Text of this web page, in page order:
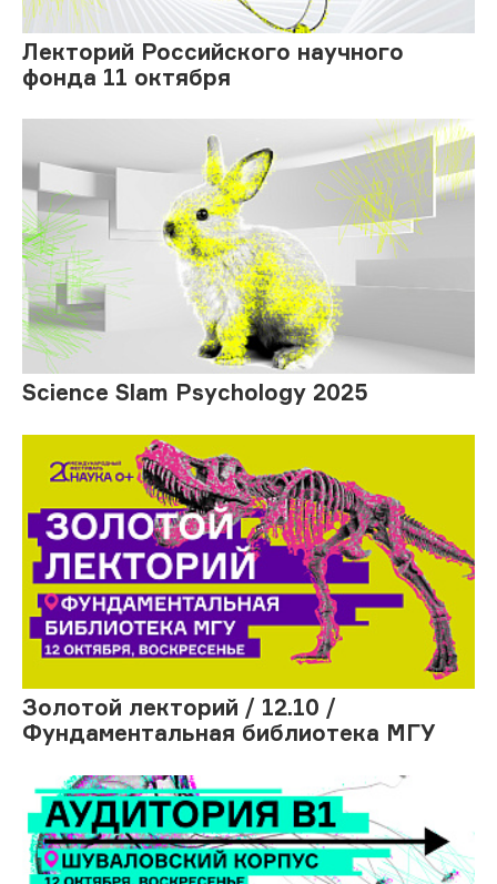
Лекторий Российского научного
фонда 11 октября
Science Slam Psychology 2025
Золотой лекторий / 12.10 /
Фундаментальная библиотека МГУ